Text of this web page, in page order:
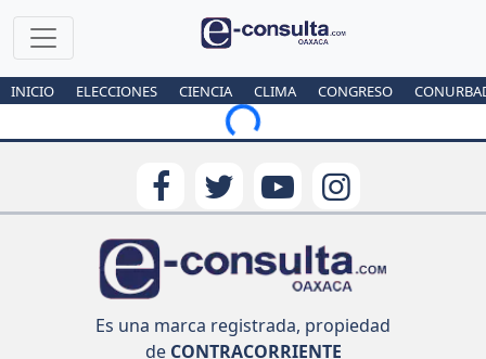
INICIO ELECCIONES CIENCIA CLIMA CONGRESO
Loading...
Es una marca registrada, propiedad
deCONTRACORRIENTE